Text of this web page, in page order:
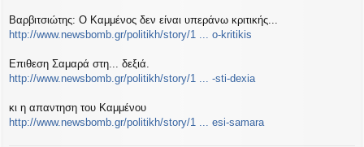
Βαρβιτσιώτης: Ο Καμμένος δεν είναι υπεράνω κριτικής...
http://www.newsbomb.gr/politikh/story/1 ... o-kritikis
Επιθεση Σαμαρά στη... δεξιά.
http://www.newsbomb.gr/politikh/story/1 ... -sti-dexia
κι η απαντηση του Καμμένου
http://www.newsbomb.gr/politikh/story/1 ... esi-samara